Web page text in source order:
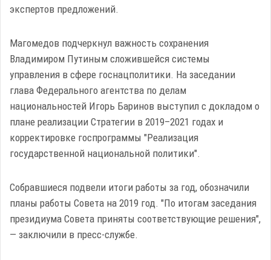
экспертов предложений.
Магомедов подчеркнул важность сохранения
Владимиром Путиным сложившейся системы
управления в сфере госнацполитики. На заседании
глава Федерального агентства по делам
национальностей Игорь Баринов выступил с докладом о
плане реализации Стратегии в 2019–2021 годах и
корректировке госпрограммы "Реализация
государственной национальной политики".
Собравшиеся подвели итоги работы за год, обозначили
планы работы Совета на 2019 год. "По итогам заседания
президиума Совета приняты соответствующие решения",
— заключили в пресс-службе.